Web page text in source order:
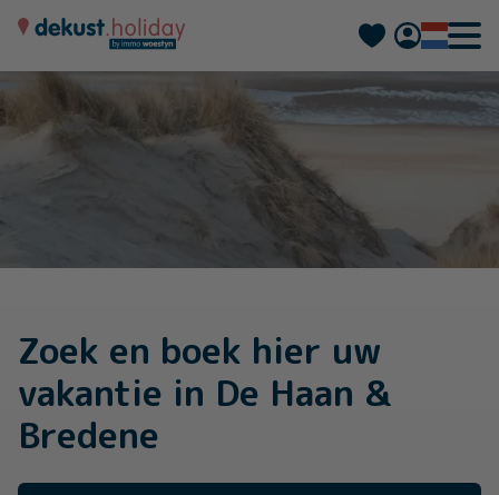
Français
Zoek en boek hier uw
vakantie in De Haan &
Bredene